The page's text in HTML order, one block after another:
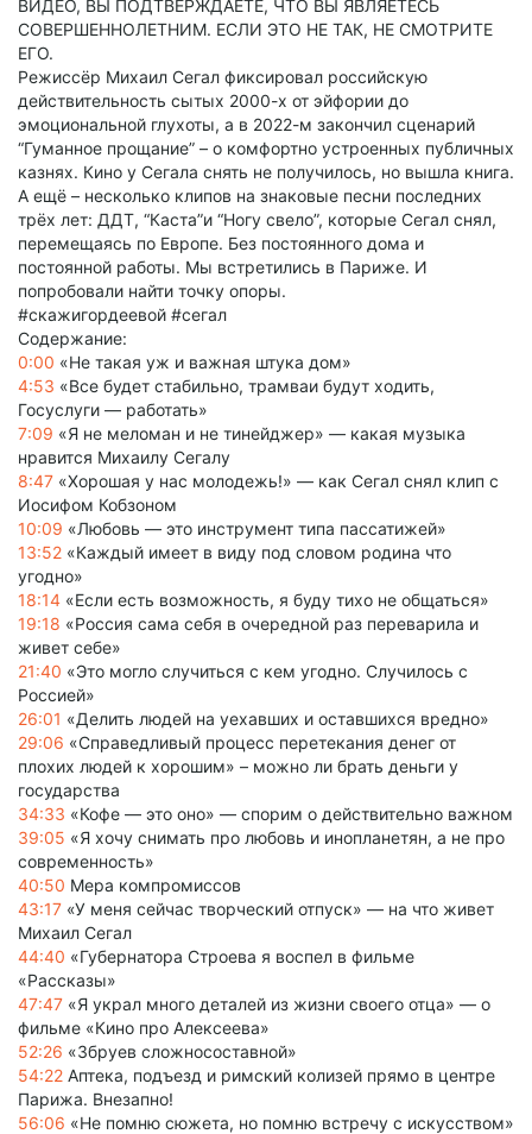
ВИДЕО, ВЫ ПОДТВЕРЖДАЕТЕ, ЧТО ВЫ ЯВЛЯЕТЕСЬ
СОВЕРШЕННОЛЕТНИМ. ЕСЛИ ЭТО НЕ ТАК, НЕ СМОТРИТЕ
ЕГО.
Режиссёр Михаил Сегал фиксировал российскую
действительность сытых 2000-х от эйфории до
эмоциональной глухоты, а в 2022-м закончил сценарий
“Гуманное прощание” – о комфортно устроенных публичных
казнях. Кино у Сегала снять не получилось, но вышла книга.
А ещё – несколько клипов на знаковые песни последних
трёх лет: ДДТ, “Каста”и “Ногу свело”, которые Сегал снял,
перемещаясь по Европе. Без постоянного дома и
постоянной работы. Мы встретились в Париже. И
попробовали найти точку опоры.
#скажигордеевой #сегал
Содержание:
0:00 «Не такая уж и важная штука дом»
4:53 «Все будет стабильно, трамваи будут ходить,
Госуслуги — работать»
7:09 «Я не меломан и не тинейджер» — какая музыка
нравится Михаилу Сегалу
8:47 «Хорошая у нас молодежь!» — как Сегал снял клип с
Иосифом Кобзоном
10:09 «Любовь — это инструмент типа пассатижей»
13:52 «Каждый имеет в виду под словом родина что
угодно»
18:14 «Если есть возможность, я буду тихо не общаться»
19:18 «Россия сама себя в очередной раз переварила и
живет себе»
21:40 «Это могло случиться с кем угодно. Случилось с
Россией»
26:01 «Делить людей на уехавших и оставшихся вредно»
29:06 «Справедливый процесс перетекания денег от
плохих людей к хорошим» – можно ли брать деньги у
государства
34:33 «Кофе — это оно» — спорим о действительно важном
39:05 «Я хочу снимать про любовь и инопланетян, а не про
современность»
40:50 Мера компромиссов
43:17 «У меня сейчас творческий отпуск» — на что живет
Михаил Сегал
44:40 «Губернатора Строева я воспел в фильме
«Рассказы»
47:47 «Я украл много деталей из жизни своего отца» — о
фильме «Кино про Алексеева»
52:26 «Збруев сложносоставной»
54:22 Аптека, подъезд и римский колизей прямо в центре
Парижа. Внезапно!
56:06 «Не помню сюжета, но помню встречу с искусством»